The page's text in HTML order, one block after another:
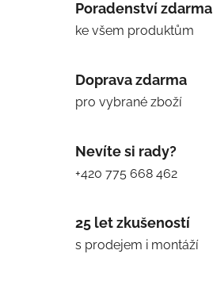
Poradenství zdarma
ke všem produktům
Doprava zdarma
pro vybrané zboží
Nevíte si rady?
+420 775 668 462
25 let zkušeností
s prodejem i montáží